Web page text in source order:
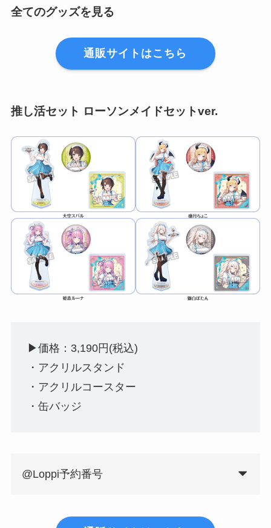
全てのグッズを見る
通販サイトはこちら
推し活セット ローソンメイドセットver.
▶︎価格：3,190円(税込)
・アクリルスタンド
・アクリルコースター
・缶バッジ
@Loppi予約番号